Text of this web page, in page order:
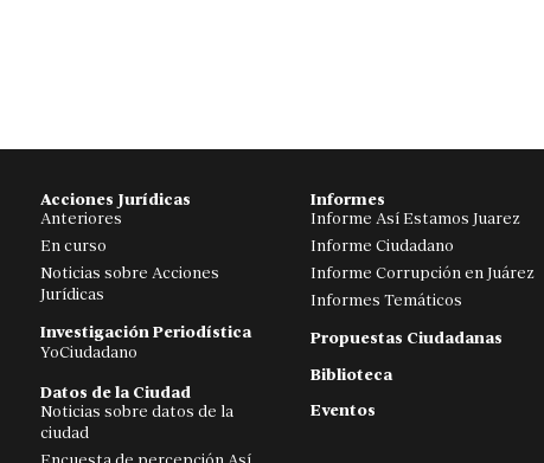
Acciones Jurídicas
Anteriores
En curso
Noticias sobre Acciones
Jurídicas
Investigación Periodística
YoCiudadano
Datos de la Ciudad
Noticias sobre datos de la
ciudad
Informes
Informe Así Estamos Juarez
Informe Ciudadano
Informe Corrupción en Juárez
Informes Temáticos
Propuestas Ciudadanas
Biblioteca
Eventos